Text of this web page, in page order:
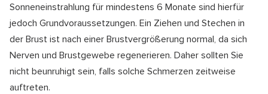
Sonneneinstrahlung für mindestens 6 Monate sind hierfür
jedoch Grundvoraussetzungen. Ein Ziehen und Stechen in
der Brust ist nach einer Brustvergrößerung normal, da sich
Nerven und Brustgewebe regenerieren. Daher sollten Sie
nicht beunruhigt sein, falls solche Schmerzen zeitweise
auftreten.